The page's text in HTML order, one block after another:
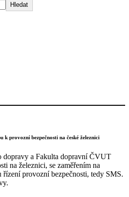
Hledat
provozní bezpečnosti na české železnici
a Fakulta dopravní ČVUT
na železnici, se zaměřením na
řízení provozní bezpečnosti, tedy SMS.